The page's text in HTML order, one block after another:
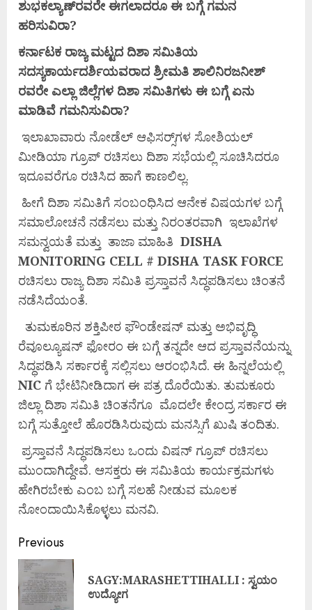
ಶುಭಕಲ್ಯಾಣ್‌ರವರೇ ಈಗಲಾದರೂ ಈ ಬಗ್ಗೆ ಗಮನ
ಹರಿಸುವಿರಾ?
ಕರ್ನಾಟಕ ರಾಜ್ಯಮಟ್ಟದ ದಿಶಾ ಸಮಿತಿಯ
ಸದಸ್ಯಕಾರ್ಯದರ್ಶಿಯವರಾದಶ್ರೀಮತಿ ಶಾಲಿನಿರಜನೀಶ್
ರವರೇ ಎಲ್ಲಾ ಜಿಲ್ಲೆಗಳ ದಿಶಾ ಸಮಿತಿಗಳು ಈ ಬಗ್ಗೆ ಏನು
ಮಾಡಿವೆ ಗಮನಿಸುವಿರಾ?
ಇಲಾಖಾವಾರು ನೋಡೆಲ್ ಆಫಿಸರ್‍ಸ್‌ಗಳ ಸೋಶಿಯಲ್
ಮೀಡಿಯಾ ಗ್ರೂಪ್ ರಚಿಸಲು ದಿಶಾ ಸಭೆಯಲ್ಲಿ ಸೂಚಿಸಿದರೂ
ಇದೂವರೆಗೂ ರಚಿಸಿದ ಹಾಗೆ ಕಾಣಲಿಲ್ಲ.
ಹೀಗೆ ದಿಶಾ ಸಮಿತಿಗೆ ಸಂಬಂಧಿಸಿದ ಆನೇಕ ವಿಷಯಗಳ ಬಗ್ಗೆ
ಸಮಾಲೋಚನೆ ನಡೆಸಲು ಮತ್ತು ನಿರಂತರವಾಗಿ ಇಲಾಖೆಗಳ
ಸಮನ್ವಯತೆ ಮತ್ತು ತಾಜಾ ಮಾಹಿತಿ DISHA
MONITORING CELL # DISHA TASK FORCE
ರಚಿಸಲು ರಾಜ್ಯ ದಿಶಾ ಸಮಿತಿ ಪ್ರಸ್ತಾವನೆ ಸಿದ್ಧಪಡಿಸಲು ಚಿಂತನೆ
ನಡೆಸಿದೆಯಂತೆ.
ತುಮಕೂರಿನ ಶಕ್ತಿಪೀಠ ಫೌಂಡೇಷನ್ ಮತ್ತು ಅಭಿವೃದ್ಧಿ
ರೆವೂಲ್ಯೂಷನ್ ಫೋರಂ ಈ ಬಗ್ಗೆ ತನ್ನದೇ ಆದ ಪ್ರಸ್ತಾವನೆಯನ್ನು
ಸಿದ್ಧಪಡಿಸಿ ಸರ್ಕಾರಕ್ಕೆ ಸಲ್ಲಿಸಲು ಆರಂಭಿಸಿದೆ. ಈ ಹಿನ್ನಲೆಯಲ್ಲಿ
NIC ಗೆ ಭೇಟಿನೀಡಿದಾಗ ಈ ಪತ್ರ ದೊರೆಯಿತು. ತುಮಕೂರು
ಜಿಲ್ಲಾ ದಿಶಾ ಸಮಿತಿ ಚಿಂತನೆಗೂ ಮೊದಲೇ ಕೇಂದ್ರ ಸರ್ಕಾರ ಈ
ಬಗ್ಗೆ ಸುತ್ತೋಲೆ ಹೊರಡಿಸಿರುವುದು ಮನಸ್ಸಿಗೆ ಖುಷಿ ತಂದಿತು.
ಪ್ರಸ್ತಾವನೆ ಸಿದ್ಧಪಡಿಸಲು ಒಂದು ವಿಷನ್ ಗ್ರೂಪ್ ರಚಿಸಲು
ಮುಂದಾಗಿದ್ದೇವೆ. ಆಸಕ್ತರು ಈ ಸಮಿತಿಯ ಕಾರ್ಯಕ್ರಮಗಳು
ಹೇಗಿರಬೇಕು ಎಂಬ ಬಗ್ಗೆ ಸಲಹೆ ನೀಡುವ ಮೂಲಕ
ನೋಂದಾಯಿಸಿಕೊಳ್ಳಲು ಮನವಿ.
Previous
SAGY:MARASHETTIHALLI : ಸ್ವಯಂ
ಉದ್ಯೋಗ